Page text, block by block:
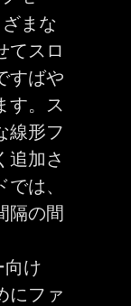
まな
てスロ
すばや
す。ス
線形フ
追加さ
は、
隔の間
向け
にファ